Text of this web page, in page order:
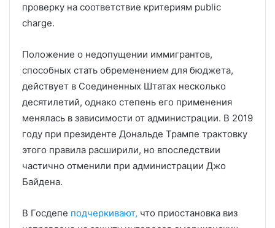
проверку на соответствие критериям public
charge.
Положение о недопущении иммигрантов,
способных стать обременением для бюджета,
действует в Соединенных Штатах несколько
десятилетий, однако степень его применения
менялась в зависимости от администрации. В 2019
году при президенте Дональде Трампе трактовку
этого правила расширили, но впоследствии
частично отменили при администрации Джо
Байдена.
В Госдепе подчеркивают, что приостановка виз